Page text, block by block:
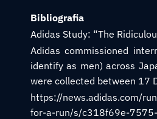
Bibliografia
Adidas Study: “The
Adidas commissioned
identify as men) across
were collected between 17
https://news.adidas.com/
for-a-run/s/c318f69e-